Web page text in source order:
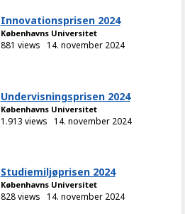
Innovationsprisen 2024
Københavns Universitet
881 views 14. november 2024
Undervisningsprisen 2024
Københavns Universitet
1.913 views 14. november 2024
Studiemiljøprisen 2024
Københavns Universitet
828 views 14. november 2024